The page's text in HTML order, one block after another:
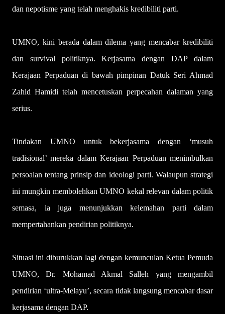
dan nepotisme yang telah menghakis kredibiliti parti.
UMNO, kini berada dalam dilema yang mencabar kredibiliti
dan survival politiknya. Kerjasama dengan DAP dalam
Kerajaan Perpaduan di bawah pimpinan Datuk Seri Ahmad
Zahid Hamidi telah mencetuskan perpecahan dalaman yang
serius.
Tindakan UMNO untuk bekerjasama dengan ‘musuh
tradisional’ mereka dalam Kerajaan Perpaduan menimbulkan
persoalan tentang prinsip dan ideologi parti. Walaupun strategi
ini mungkin membolehkan UMNO kekal relevan dalam politik
semasa, ia juga menunjukkan kelemahan parti dalam
mempertahankan pendirian politiknya.
Situasi ini diburukkan lagi dengan kemunculan Ketua Pemuda
UMNO, Dr. Mohamad Akmal Salleh yang mengambil
pendirian ‘ultra-Melayu’, secara tidak langsung mencabar dasar
kerjasama dengan DAP.